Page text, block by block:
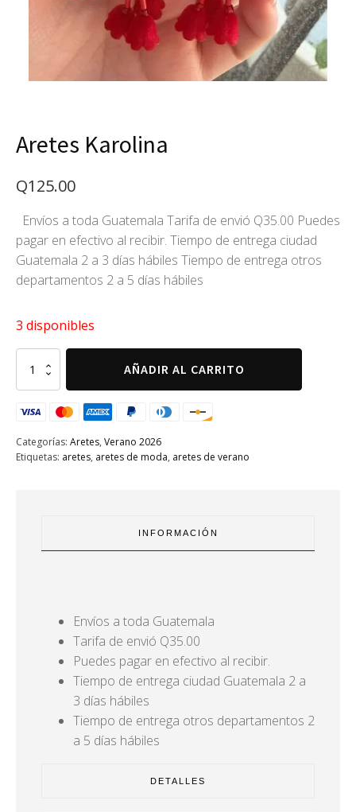
Aretes Karolina
Q125.00
Envíos a toda Guatemala Tarifa de envió Q35.00 Puedes
pagar en efectivo al recibir. Tiempo de entrega ciudad
Guatemala 2 a 3 días hábiles Tiempo de entrega otros
departamentos 2 a 5 días hábiles
3 disponibles
Karolina
cantidad
AÑADIR AL CARRITO
Categorías: Aretes, Verano 2026
Etiquetas: aretes, aretes de moda, aretes de verano
INFORMACIÓN
Envíos a toda Guatemala
Tarifa de envió Q35.00
Puedes pagar en efectivo al recibir.
Tiempo de entrega ciudad Guatemala 2 a
3 días hábiles
Tiempo de entrega otros departamentos 2
a 5 días hábiles
DETALLES